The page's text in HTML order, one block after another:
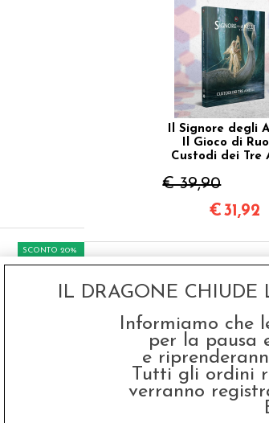
Il Signore degli
Il Gioco di
Custodi dei Tre
€ 39,90
€ 31,92
SCONTO 20%
Vampiri La
5a Edizione -
IL DRAGONE CHIUDE
Informiamo che
per la pausa
e
Tutti gli ordini
verranno